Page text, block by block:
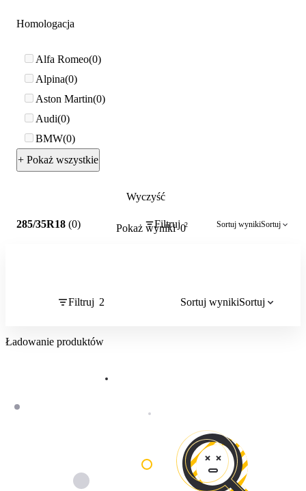
Homologacja
Alfa Romeo 0
Alpina 0
Aston Martin 0
Audi 0
BMW 0
+ Pokaż wszystkie
Wyczyść
Pokaż wyniki 0
285/35R18 (0) Filtruj 2 Sortuj wynikiSortuj
Filtruj 2 Sortuj wynikiSortuj
Ładowanie produktów